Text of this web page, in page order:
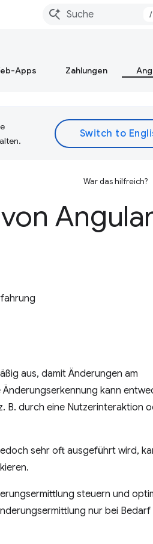
/
Apps Zahlungen
War das hilfreich?
aus, damit Änderungen am
kann
B. durch eine Nutzerinteraktion
sehr oft ausgeführt wird,
steuern und
nur bei Bedarf